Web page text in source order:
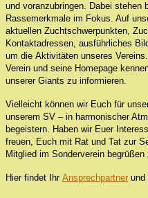
und voranzubringen. Dabei stehen
Rassemerkmale im Fokus. Auf
aktuellen Zuchtschwerpunkten,
Kontaktadressen, ausführliches
um die Aktivitäten unseres
Verein und seine Homepage
unserer Giants zu informieren.
Vielleicht können wir Euch für
unserem SV –in harmonischer
begeistern. Haben wir Euer
freuen, Euch mit Rat und Tat zur
Mitglied im Sonderverein begrüßen
Hier findet Ihr Ansprechpartner und